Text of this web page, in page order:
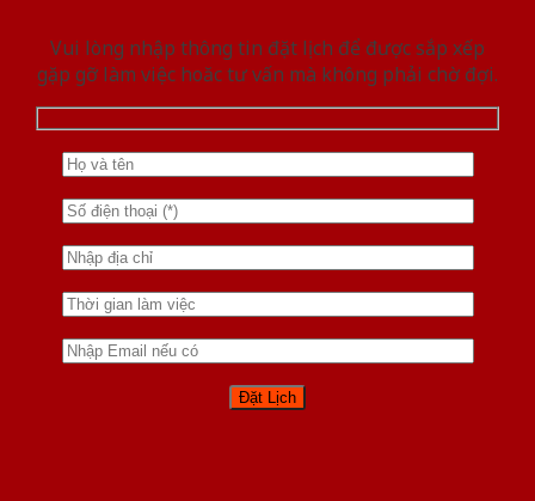
Vui lòng nhập thông tin đặt lịch để được sắp xếp
gặp gỡ làm việc hoăc tư vấn mà không phải chờ đợi.